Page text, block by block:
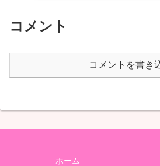
コメント
コメントを書き
ホーム